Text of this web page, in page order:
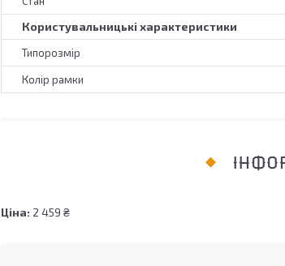
Користувальницькі характеристики
Типорозмір
Колір рамки
Ціна: 2 459 ₴